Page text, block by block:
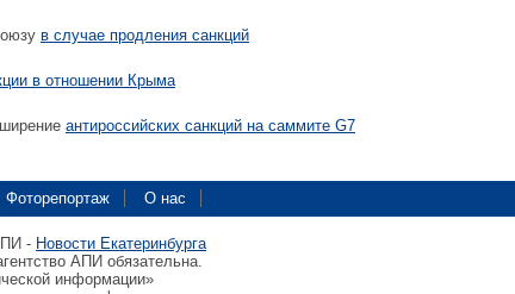
в случае продления санкций
в отношении Крыма
антироссийских санкций на саммите G7
Фоторепортаж О нас
- Новости Екатеринбурга
АПИ обязательна.
информации»